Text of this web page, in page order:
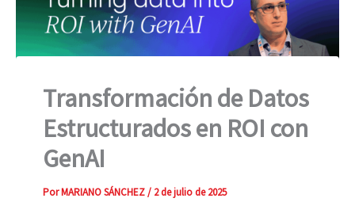
Transformación de Datos
Estructurados en ROI con
GenAI
PorMARIANO SÁNCHEZ/ 2 de julio de 2025